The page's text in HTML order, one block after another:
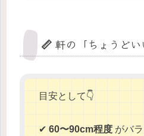
📏 軒の「ちょうど
目安として👇
✔ 60〜90cm程度 がバ